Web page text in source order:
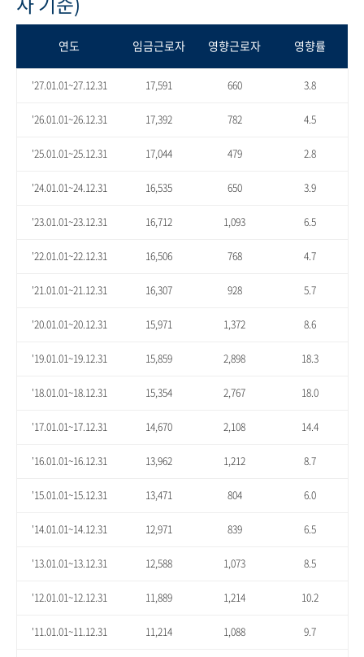
연도 임금근로자 영향근로자 영향률
'27.01.01~27.12.31 17,591 660 3.8
'26.01.01~26.12.31 17,392 782 4.5
'25.01.01~25.12.31 17,044 479 2.8
'24.01.01~24.12.31 16,535 650 3.9
'23.01.01~23.12.31 16,712 1,093 6.5
'22.01.01~22.12.31 16,506 768 4.7
'21.01.01~21.12.31 16,307 928 5.7
'20.01.01~20.12.31 15,971 1,372 8.6
'19.01.01~19.12.31 15,859 2,898 18.3
'18.01.01~18.12.31 15,354 2,767 18.0
'17.01.01~17.12.31 14,670 2,108 14.4
'16.01.01~16.12.31 13,962 1,212 8.7
'15.01.01~15.12.31 13,471 804 6.0
'14.01.01~14.12.31 12,971 839 6.5
'13.01.01~13.12.31 12,588 1,073 8.5
'12.01.01~12.12.31 11,889 1,214 10.2
'11.01.01~11.12.31 11,214 1,088 9.7